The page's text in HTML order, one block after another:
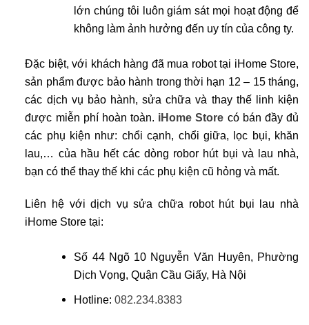
lớn chúng tôi luôn giám sát mọi hoạt động để
không làm ảnh hưởng đến uy tín của công ty.
Đặc biệt, với khách hàng đã mua robot tại iHome Store,
sản phẩm được bảo hành trong thời hạn 12 – 15 tháng,
các dịch vụ bảo hành, sửa chữa và thay thế linh kiện
được miễn phí hoàn toàn. iHome Store có bán đầy đủ
các phụ kiện như: chổi cạnh, chổi giữa, lọc bụi, khăn
lau,… của hầu hết các dòng robor hút bụi và lau nhà,
bạn có thể thay thế khi các phụ kiện cũ hỏng và mất.
Liên hệ với dịch vụ sửa chữa robot hút bụi lau nhà
iHome Store tại:
Số 44 Ngõ 10 Nguyễn Văn Huyên, Phường
Dịch Vọng, Quận Cầu Giấy, Hà Nội
Hotline:082.234.8383